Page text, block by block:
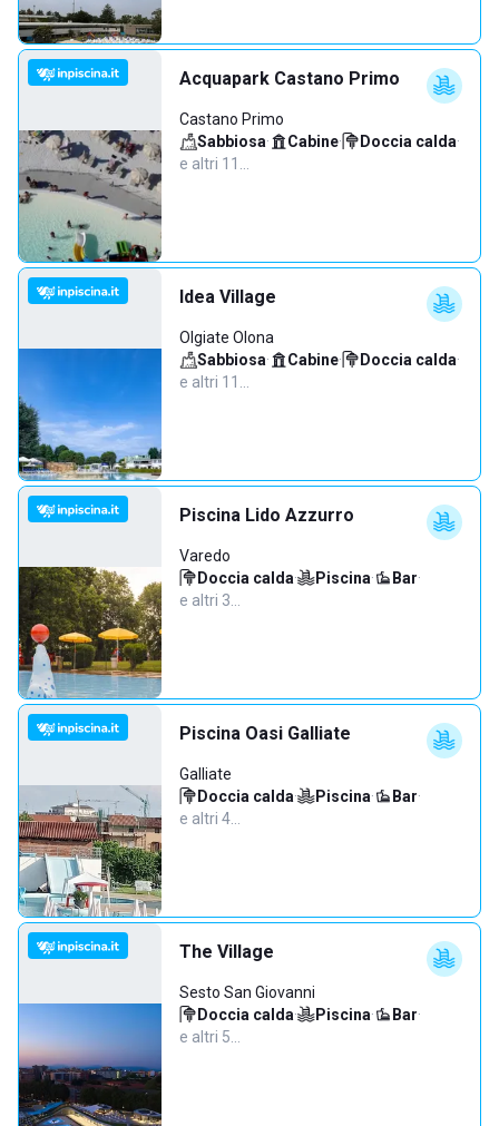
Acquapark Castano Primo
Castano Primo
Sabbiosa· Cabine· Doccia calda·
e altri 11…
Idea Village
Olgiate Olona
Sabbiosa· Cabine· Doccia calda·
e altri 11…
Piscina Lido Azzurro
Varedo
Doccia calda· Piscina· Bar·
e altri 3…
Piscina Oasi Galliate
Galliate
Doccia calda· Piscina· Bar·
e altri 4…
The Village
Sesto San Giovanni
Doccia calda· Piscina· Bar·
e altri 5…